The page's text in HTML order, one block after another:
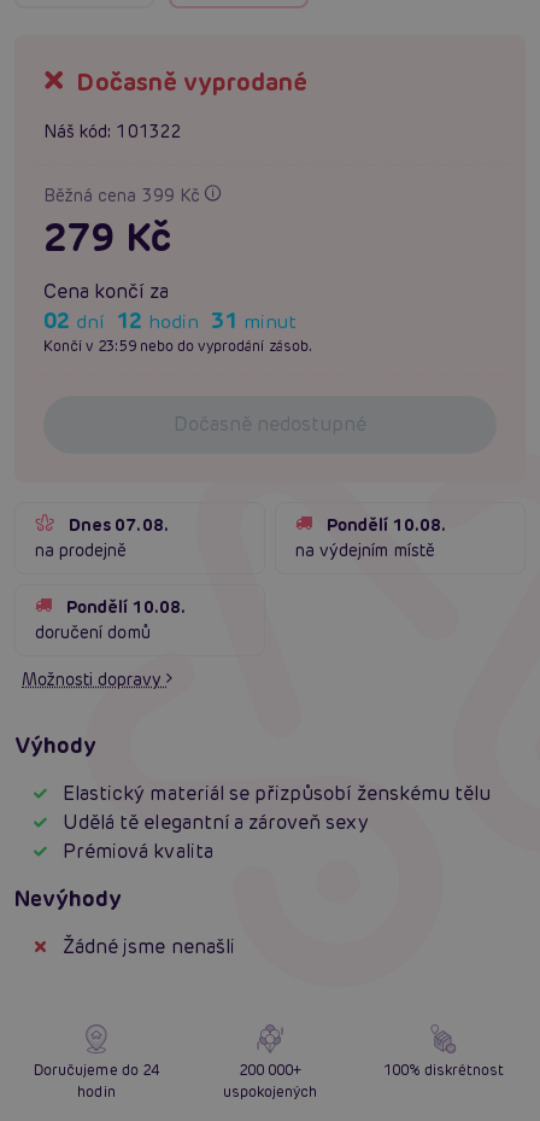
Dočasně vyprodané
Náš kód: 101322
Běžná cena 399 Kč
279 Kč
Cena končí za
02 dní 12 hodin 31 minut
Končí v 23:59 nebo do vyprodání zásob.
Dočasně nedostupné
Dnes 07.08.
na prodejně
Pondělí 10.08.
na výdejním místě
Pondělí 10.08.
doručení domů
Možnosti dopravy
Výhody
Elastický materiál se přizpůsobí ženskému tělu
Udělá tě elegantní a zároveň sexy
Prémiová kvalita
Nevýhody
Žádné jsme nenašli
Doručujeme do 24
hodin
200 000+
uspokojených
100% diskrétnost